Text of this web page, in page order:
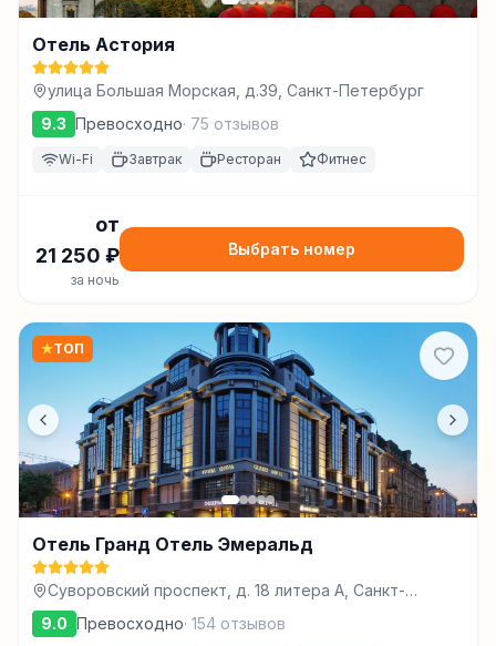
Отель Астория
улица Большая Морская, д.39, Санкт-Петербург
9.3 Превосходно· 75 отзывов
Wi-Fi Завтрак Ресторан Фитнес
от
21 250 ₽
за ночь
Выбрать номер
★ТОП
Отель Гранд Отель Эмеральд
Суворовский проспект, д. 18 литера А, Санкт-
Петербург
9.0 Превосходно· 154 отзывов